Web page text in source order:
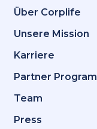
Über Corplife
Unsere Mission
Karriere
Partner Program
Team
Press